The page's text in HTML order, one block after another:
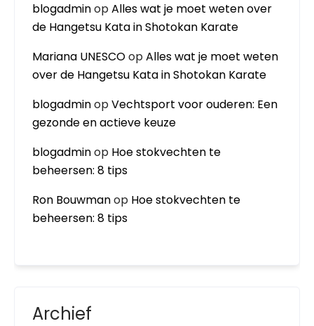
blogadminopAlles wat je moet weten over
de Hangetsu Kata in Shotokan Karate
Mariana UNESCOopAlles wat je moet weten
over de Hangetsu Kata in Shotokan Karate
blogadminopVechtsport voor ouderen: Een
gezonde en actieve keuze
blogadminop Hoe stokvechten te
beheersen: 8 tips
Ron Bouwmanop Hoe stokvechten te
beheersen: 8 tips
Archief